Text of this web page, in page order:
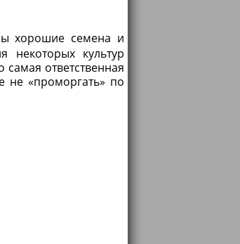
хорошие семена и
культур
ответственная
не «проморгать» по